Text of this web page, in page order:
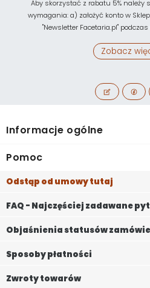
Aby skorzystać z rabatu 5% należy
wymagania: a) założyć konto w
"Newsletter Facetaria.pl"
Zobacz
Informacje ogólne
Pomoc
Odstąp od umowy tutaj
FAQ - Najczęściej zadawane
Objaśnienia statusów
Sposoby płatności
Zwroty towarów